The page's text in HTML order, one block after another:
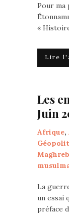
Pour ma
«
Lire
Les
Juin
Afrique,
Maghreb
La
un essai
préface